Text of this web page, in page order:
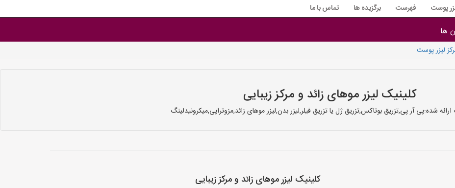
پوست فهرست برگزیده ها تماس با ما
ها
لیزر پوست
کلینیک لیزر موهای زائد و مرکز زیبایی
شده:پی آر پی,تزریق بوتاکس,تزریق ژل یا تزریق فیلر,لیزر بدن,لیزر موهای زائد,مزوتراپی,میکرونیدلینگ
کلینیک لیزر موهای زائد و مرکز زیبایی